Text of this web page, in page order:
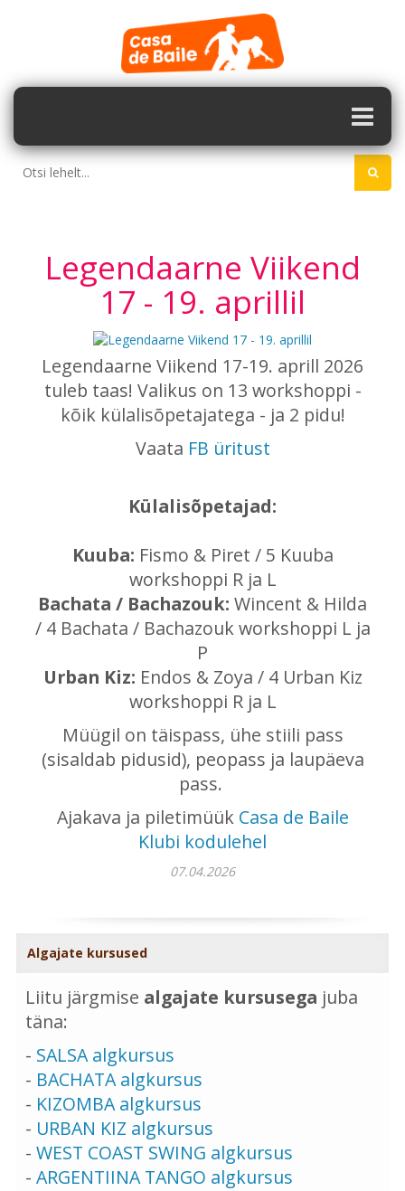
Legendaarne Viikend
17 - 19. aprillil
Legendaarne Viikend 17-19. aprill 2026
tuleb taas! Valikus on 13 workshoppi -
kõik külalisõpetajatega - ja 2 pidu!
Vaata FB üritust
Külalisõpetajad:
Kuuba: Fismo & Piret / 5 Kuuba
workshoppi R ja L
Bachata / Bachazouk: Wincent & Hilda
/ 4 Bachata / Bachazouk workshoppi L ja
P
Urban Kiz: Endos & Zoya / 4 Urban Kiz
workshoppi R ja L
Müügil on täispass, ühe stiili pass
(sisaldab pidusid), peopass ja laupäeva
pass.
Ajakava ja piletimüük Casa de Baile
Klubi kodulehel
07.04.2026
Algajate kursused
Liitu järgmise algajate kursusega juba
täna:
- SALSA algkursus
- BACHATA algkursus
- KIZOMBA algkursus
- URBAN KIZ algkursus
- WEST COAST SWING algkursus
- ARGENTIINA TANGO algkursus